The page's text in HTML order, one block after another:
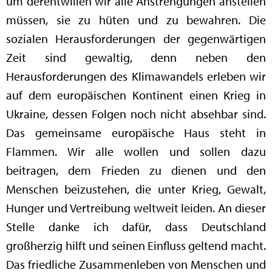
müssen, sie zu hüten und zu bewahren. Die
sozialen Herausforderungen der gegenwärtigen
Zeit sind gewaltig, denn neben den
Herausforderungen des Klimawandels erleben wir
auf dem europäischen Kontinent einen Krieg in
Ukraine, dessen Folgen noch nicht absehbar sind.
Das gemeinsame europäische Haus steht in
Flammen. Wir alle wollen und sollen dazu
beitragen, dem Frieden zu dienen und den
Menschen beizustehen, die unter Krieg, Gewalt,
Hunger und Vertreibung weltweit leiden. An dieser
Stelle danke ich dafür, dass Deutschland
großherzig hilft und seinen Einfluss geltend macht.
Das friedliche Zusammenleben von Menschen und